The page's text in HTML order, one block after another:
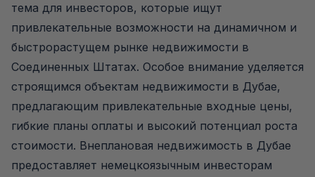
тема для инвесторов, которые ищут
привлекательные возможности на динамичном и
быстрорастущем рынке недвижимости в
Соединенных Штатах. Особое внимание уделяется
строящимся объектам недвижимости в Дубае,
предлагающим привлекательные входные цены,
гибкие планы оплаты и высокий потенциал роста
стоимости. Внеплановая недвижимость в Дубае
предоставляет немецкоязычным инвесторам